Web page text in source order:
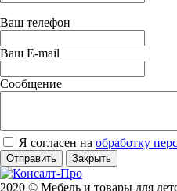
Ваш телефон
Ваш E-mail
Сообщение
Я согласен на обработку
Отправить Закрыть
2020 © Мебель и товары для